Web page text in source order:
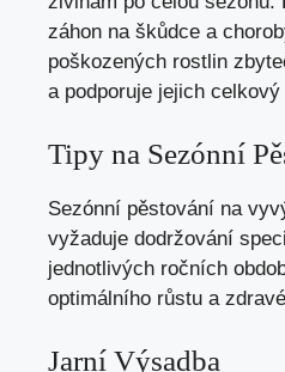
záhon na škůdce a
poškozených rostlin
a podporuje jejich
Tipy na Sezónní
Sezónní pěstování na
vyžaduje dodržování
jednotlivých ročních
optimálního růstu a
Jarní Výsadba